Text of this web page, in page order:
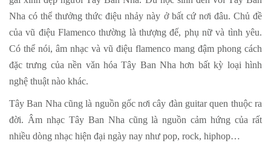
Nha có thể thưởng thức điệu nhảy này ở bất cứ nơi đâu. Chủ đề
của vũ điệu Flamenco thường là thượng đế, phụ nữ và tình yêu.
Có thể nói, âm nhạc và vũ điệu flamenco mang đậm phong cách
đặc trưng của nền vǎn hóa Tây Ban Nha hơn bất kỳ loại hình
nghệ thuật nào khác.
Tây Ban Nha cũng là nguồn gốc nơi cây đàn guitar quen thuộc ra
đời. Âm nhạc Tây Ban Nha cũng là nguồn cảm hứng của rất
nhiều dòng nhạc hiện đại ngày nay như pop, rock, hiphop…